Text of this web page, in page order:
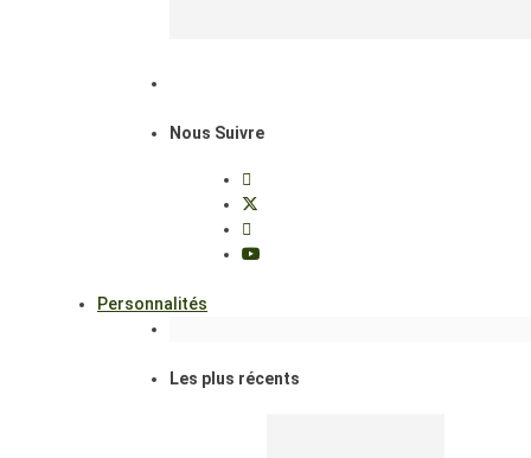
Nous Suivre
Personnalités
Les plus récents